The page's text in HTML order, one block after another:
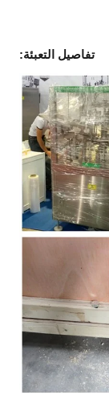
تفاصيل التعبئة: